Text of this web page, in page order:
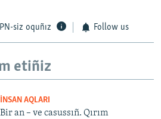
siz oquñız Follow us
etiñiz
İNSAN AQLARI
Bir an – ve casussıñ. Qırım